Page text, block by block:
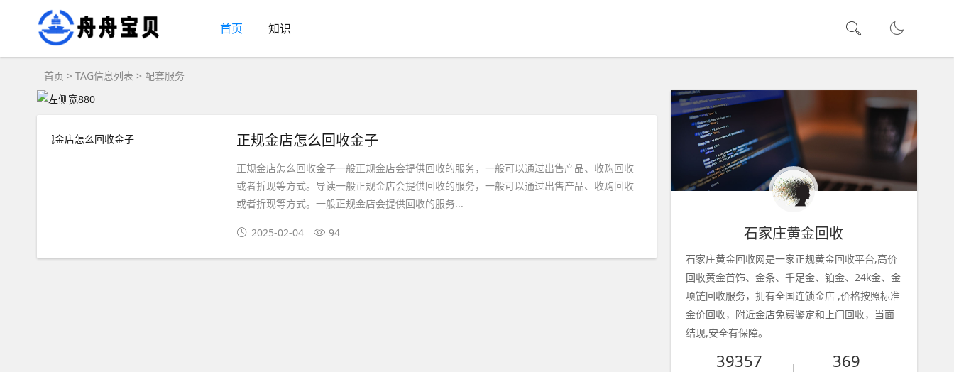
首页 知识
首页 > TAG信息列表 > 配套服务
正规金店怎么回收金子
正规金店怎么回收金子一般正规金店会提供回收的服务，一般可以通过出售产品、收购回收
或者折现等方式。导读一般正规金店会提供回收的服务，一般可以通过出售产品、收购回收
或者折现等方式。一般正规金店会提供回收的服务...
2025-02-04 94 石家庄黄金回收
石家庄黄金回收网是一家正规黄金回收平台,高价
回收黄金首饰、金条、千足金、铂金、24k金、金
项链回收服务，拥有全国连锁金店 ,价格按照标准
金价回收，附近金店免费鉴定和上门回收，当面
结现,安全有保障。
39357 369